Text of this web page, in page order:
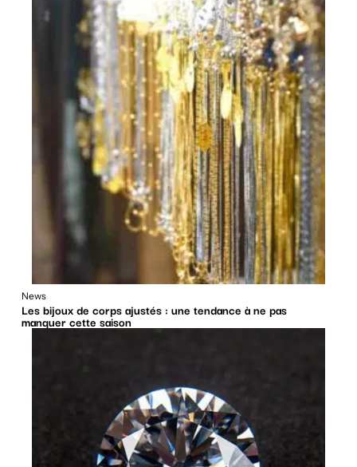
News
Les bijoux de corps ajustés : une tendance à ne pas
manquer cette saison